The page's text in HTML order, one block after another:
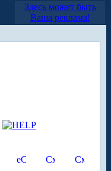
Здесь может быть
Ваша реклама!